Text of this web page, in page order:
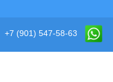
+7 (901) 547-58-63